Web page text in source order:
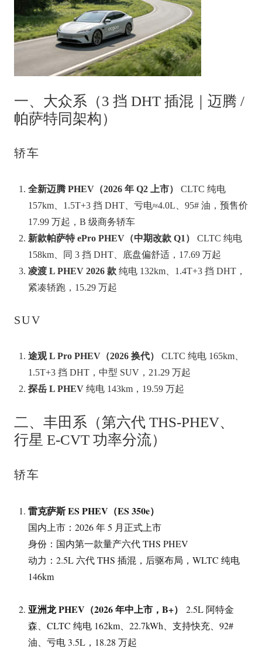
一、大众系（3 挡 DHT 插混｜迈腾 /
帕萨特同架构）
轿车
全新迈腾 PHEV（2026 年 Q2 上市）
CLTC 纯电
157km、1.5T+3 挡 DHT、亏电≈4.0L、95# 油，预售价
17.99 万起，B 级商务轿车
新款帕萨特 ePro PHEV（中期改款 Q1）
CLTC 纯电
158km、同 3 挡 DHT、底盘偏舒适，17.69 万起
凌渡 L PHEV 2026 款纯电 132km、1.4T+3 挡 DHT，
紧凑轿跑，15.29 万起
SUV
途观 L Pro PHEV（2026 换代）
CLTC 纯电 165km、
1.5T+3 挡 DHT，中型 SUV，21.29 万起
探岳 L PHEV纯电 143km，19.59 万起
二、丰田系（第六代 THS-PHEV、
行星 E-CVT 功率分流）
轿车
雷克萨斯 ES PHEV（ES 350e）
国内上市：2026 年 5 月正式上市
身份：国内第一款量产六代 THS PHEV
动力：2.5L 六代 THS 插混，后驱布局，WLTC 纯电
146km
亚洲龙 PHEV（2026 年中上市，B+）
2.5L 阿特金
森、CLTC 纯电 162km、22.7kWh、支持快充、92#
油、亏电 3.5L，18.28 万起